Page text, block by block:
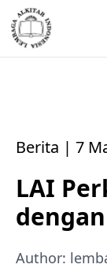
Berita | 7
LAI
Author: